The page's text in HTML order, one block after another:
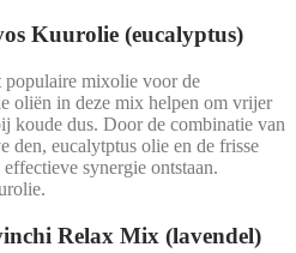
Kuurolie (eucalyptus)
mixolie voor de
oliën in deze mix helpen om vrijer
koude dus. Door de combinatie van
den, eucalytptus olie en de frisse
synergie ontstaan.
Relax Mix (lavendel)